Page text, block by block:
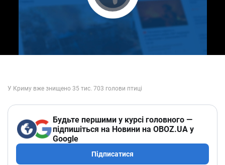
Play Video
Будьте першими у курсі головного —
підпишіться на Новини на OBOZ.UA у
Google
Підписатися